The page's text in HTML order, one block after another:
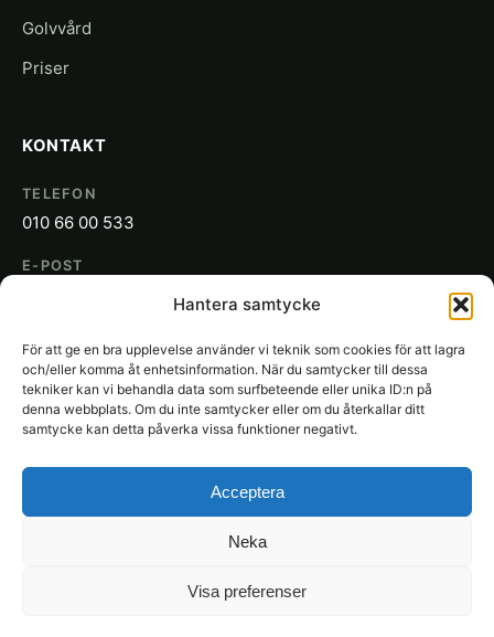
Hantera samtycke
För att ge en bra upplevelse använder vi teknik som cookies för att lagra
och/eller komma åt enhetsinformation. När du samtycker till dessa
tekniker kan vi behandla data som surfbeteende eller unika ID:n på
denna webbplats. Om du inte samtycker eller om du återkallar ditt
samtycke kan detta påverka vissa funktioner negativt.
Acceptera
Neka
Visa preferenser
Golvvård
Priser
KONTAKT
TELEFON
010 66 00 533
E-POST
SAKON
Gjuterigatan 19
652 21 Karlstad
IntegritetspolicyCookiesAnvändarvillkor